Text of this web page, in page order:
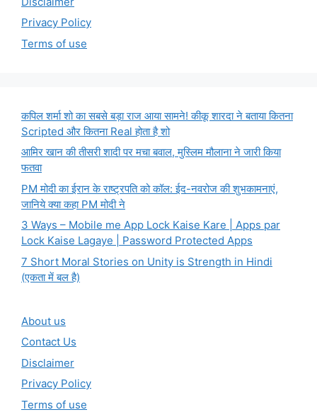
Privacy Policy
Terms of use
कपिल शर्मा शो का सबसे बड़ा राज आया सामने! कीकू शारदा ने बताया कितना
Scripted और कितना Real होता है शो
आमिर खान की तीसरी शादी पर मचा बवाल, मुस्लिम मौलाना ने जारी किया
फतवा
PM मोदी का ईरान के राष्ट्रपति को कॉल: ईद-नवरोज की शुभकामनाएं,
जानिये क्या कहा PM मोदी ने
3 Ways – Mobile me App Lock Kaise Kare | Apps par
Lock Kaise Lagaye | Password Protected Apps
7 Short Moral Stories on Unity is Strength in Hindi
(एकता में बल है)
About us
Contact Us
Disclaimer
Privacy Policy
Terms of use